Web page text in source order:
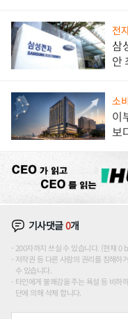
전
삼
안
소
이
보
기사댓글0개
200자까지 쓰실 수 있습니다. (현재 0
저작권 등 다른 사람의 권리를 침해하
수 있습니다.
타인에게 불쾌감을 주는 욕설 등 비하
단에 의해 삭제 합니다.